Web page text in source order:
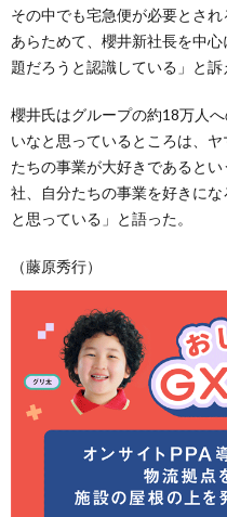
その中でも宅急便が必要とさ
あらためて、櫻井新社長を中
題だろうと認識している」と訴
櫻井氏はグループの約18万人
いなと思っているところは、
たちの事業が大好きであると
社、自分たちの事業を好きに
と思っている」と語った。
（藤原秀行）